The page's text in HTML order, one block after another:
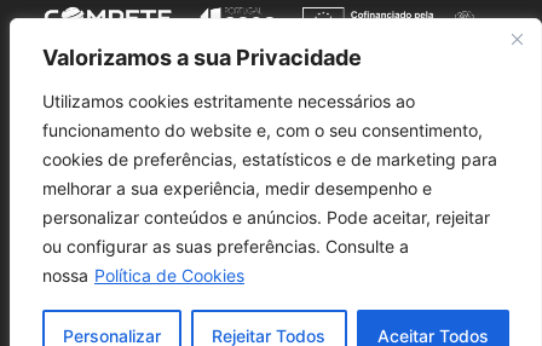
Valorizamos a sua Privacidade
Utilizamos cookies estritamente necessários ao
funcionamento do website e, com o seu consentimento,
cookies de preferências, estatísticos e de marketing para
melhorar a sua experiência, medir desempenho e
personalizar conteúdos e anúncios. Pode aceitar, rejeitar
ou configurar as suas preferências. Consulte a
nossa Política de Cookies
Personalizar Rejeitar Todos Aceitar Todos
English